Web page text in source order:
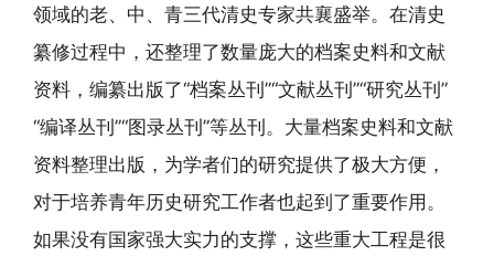
领域的老、中、青三代清史专家共襄盛举。在清史
纂修过程中，还整理了数量庞大的档案史料和文献
资料，编纂出版了“档案丛刊”“文献丛刊”“研究丛刊”
“编译丛刊”“图录丛刊”等丛刊。大量档案史料和文献
资料整理出版，为学者们的研究提供了极大方便，
对于培养青年历史研究工作者也起到了重要作用。
如果没有国家强大实力的支撑，这些重大工程是很